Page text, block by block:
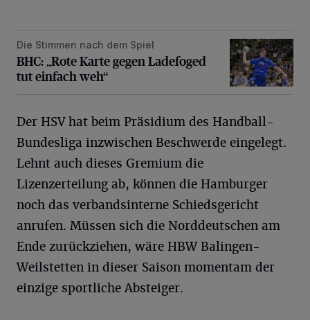
BHC: „Rote Karte gegen Ladefoged tut einfach weh“
Die Stimmen nach dem Spiel
BHC: „Rote Karte gegen Ladefoged
tut einfach weh“
Der HSV hat beim Präsidium des Handball-
Bundesliga inzwischen Beschwerde eingelegt.
Lehnt auch dieses Gremium die
Lizenzerteilung ab, können die Hamburger
noch das verbandsinterne Schiedsgericht
anrufen. Müssen sich die Norddeutschen am
Ende zurückziehen, wäre HBW Balingen-
Weilstetten in dieser Saison momentam der
einzige sportliche Absteiger.